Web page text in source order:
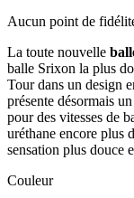
Aucun point de
La toute nouvelle
balle Srixon la plus
Tour dans un design
présente désormais
pour des vitesses de
uréthane encore plus
sensation plus douce
Couleur